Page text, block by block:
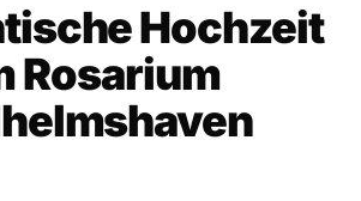
Hochzeit
Rosarium